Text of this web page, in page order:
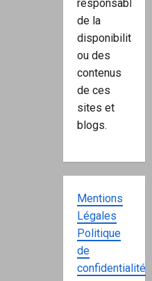
responsable
de la
disponibilité
ou des
contenus
de ces
sites et
blogs.
Mentions
Légales
Politique
de
confidentialité